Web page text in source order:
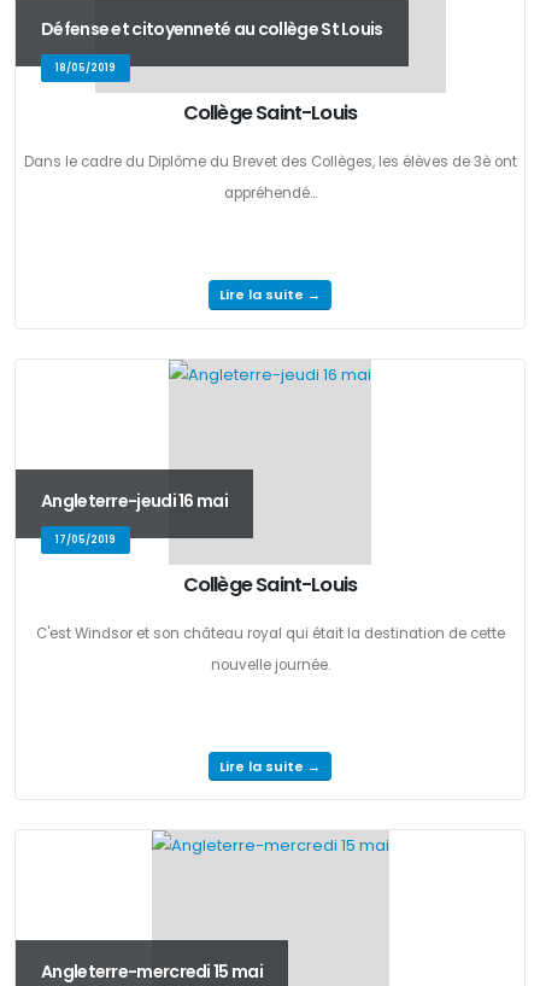
Défense et citoyenneté au collège St Louis
18/05/2019
Collège Saint-Louis
Dans le cadre du Diplôme du Brevet des Collèges, les élèves de 3è ont
appréhendé...
Lire la suite →
Angleterre-jeudi 16 mai
17/05/2019
Collège Saint-Louis
C'est Windsor et son château royal qui était la destination de cette
nouvelle journée.
Lire la suite →
Angleterre-mercredi 15 mai